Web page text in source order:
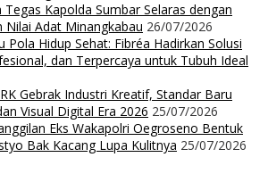
Tegas Kapolda Sumbar Selaras dengan
Nilai Adat Minangkabau 26/07/2026
Pola Hidup Sehat: Fibréa Hadirkan Solusi
dan Terpercaya untuk Tubuh Ideal
Gebrak Industri Kreatif, Standar Baru
Visual Digital Era 2026 25/07/2026
Eks Wakapolri Oegroseno Bentuk
Bak Kacang Lupa Kulitnya 25/07/2026